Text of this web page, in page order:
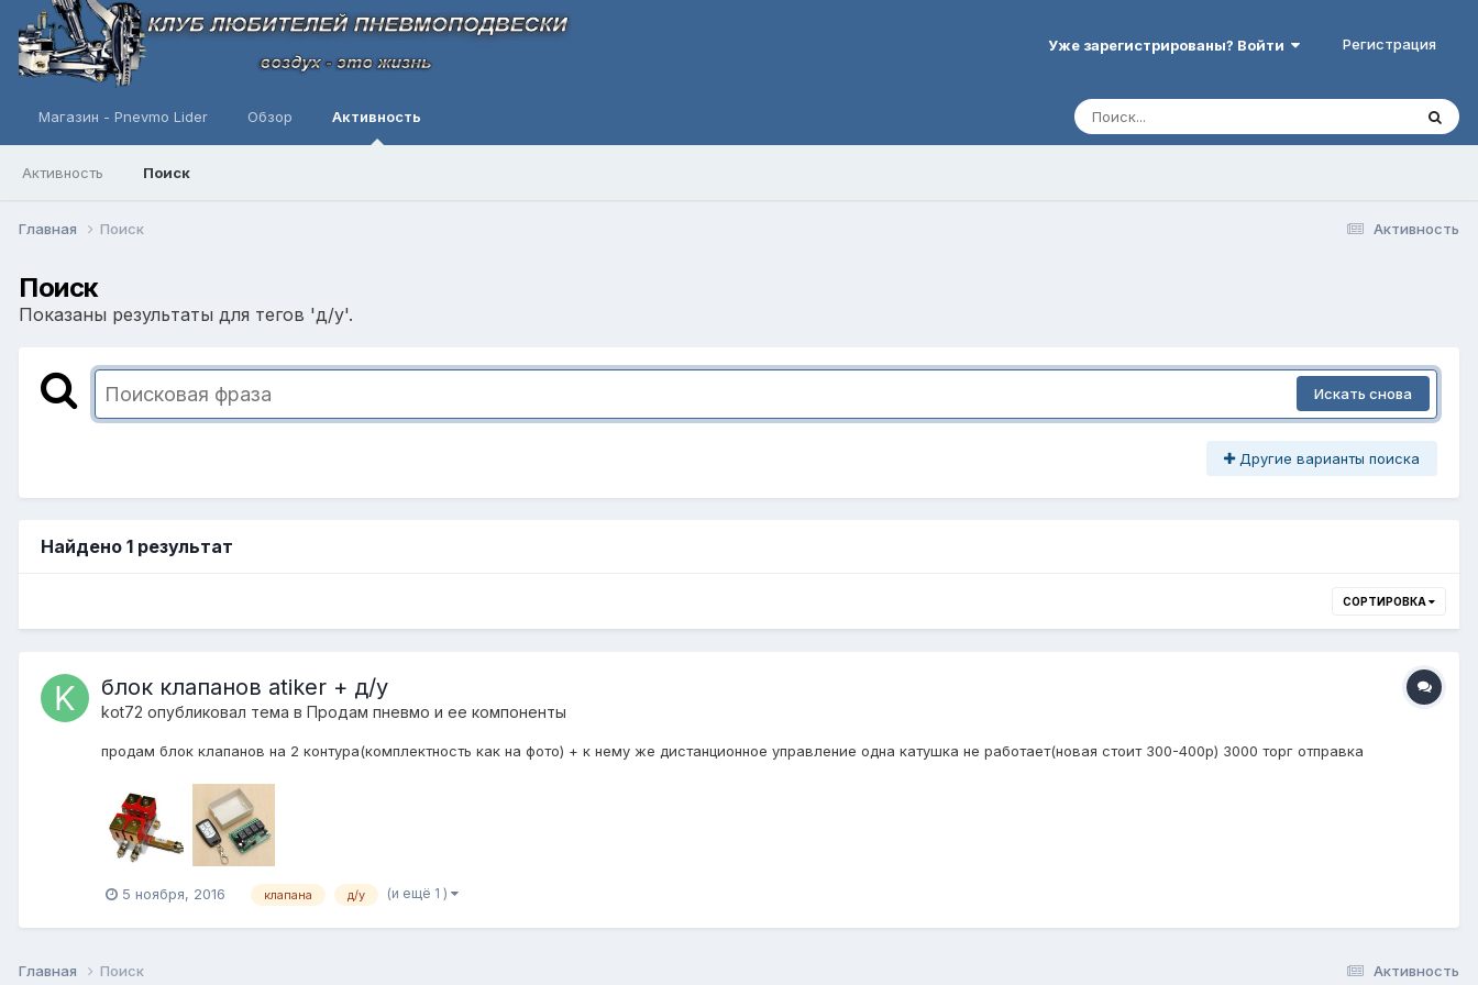
Уже зарегистрированы? Войти Регистрация
Магазин - Pnevmo Lider Обзор Активность
Активность Поиск
Активность
Главная Поиск
Поиск
Показаны результаты для тегов 'д/у'.
Искать снова
Другие варианты поиска
Найдено 1 результат
СОРТИРОВКА
блок клапанов atiker + д/у
kot72 опубликовал тема в Продам пневмо и ее компоненты
продам блок клапанов на 2 контура(комплектность как на фото) + к нему же дистанционное управление одна катушка не работает(новая стоит 300-400р) 3000 торг отправка
5 ноября, 2016 клапана д/у (и ещё 1 )
Активность
Главная Поиск